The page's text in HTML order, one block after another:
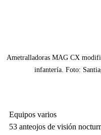
Ametralladoras MAG CX
infantería. Foto:
Equipos varios
53 anteojos de visión